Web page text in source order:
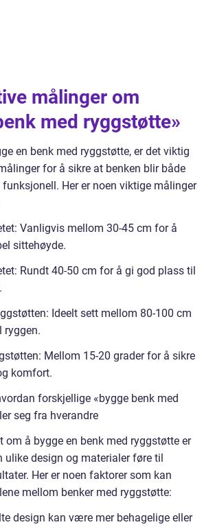
målinger om
med ryggstøtte»
en benk med ryggstøtte, er det viktig
for å sikre at benken blir både
Her er noen viktige målinger
Vanligvis mellom 30-45 cm for å
sittehøyde.
Rundt 40-50 cm for å gi god plass til
Ideelt sett mellom 80-100 cm
ryggen.
Mellom 15-20 grader for å sikre
komfort.
forskjellige «bygge benk med
seg fra hverandre
om å bygge en benk med ryggstøtte er
ulike design og materialer føre til
Her er noen faktorer som kan
mellom benker med ryggstøtte:
design kan være mer behagelige eller